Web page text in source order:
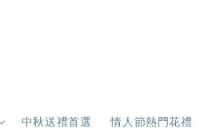
中秋送禮首選 情人節熱門花禮